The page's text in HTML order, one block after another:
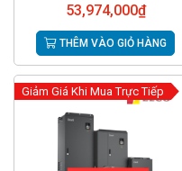
53,974,000₫
THÊM VÀO GIỎ HÀNG
Giảm Giá Khi Mua Trực Tiếp